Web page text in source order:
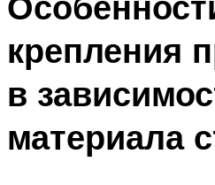
крепления
в
материала